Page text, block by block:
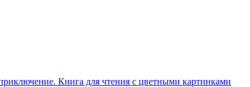
Книга для чтения с цветными картинками